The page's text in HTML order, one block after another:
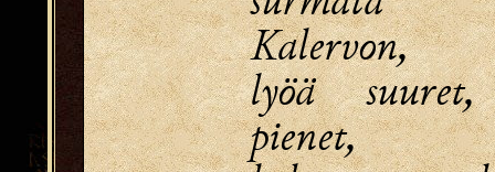
Kalervon,
lyöä
pienet,